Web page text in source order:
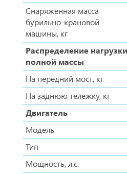
Снаряженная масса
бурильно-крановой
машины, кг
Распределение
полной массы
На передний мост, кг
На заднюю тележку, кг
Двигатель
Модель
Тип
Мощность, л.с.